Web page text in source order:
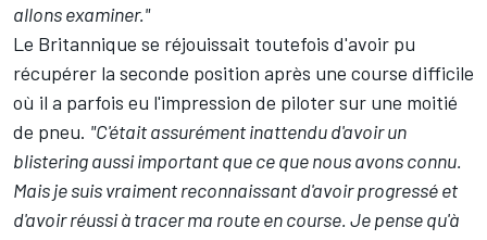
allons examiner."
Le Britannique se réjouissait toutefois d'avoir pu
récupérer la seconde position après une course difficile
où il a parfois eu l'impression de piloter sur une moitié
de pneu. "C'était assurément inattendu d'avoir un
blistering aussi important que ce que nous avons connu.
Mais je suis vraiment reconnaissant d'avoir progressé et
d'avoir réussi à tracer ma route en course. Je pense qu'à